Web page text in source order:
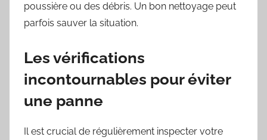
poussière ou des débris. Un bon nettoyage peut
parfois sauver la situation.
Les vérifications
incontournables pour éviter
une panne
Il est crucial de régulièrement inspecter votre